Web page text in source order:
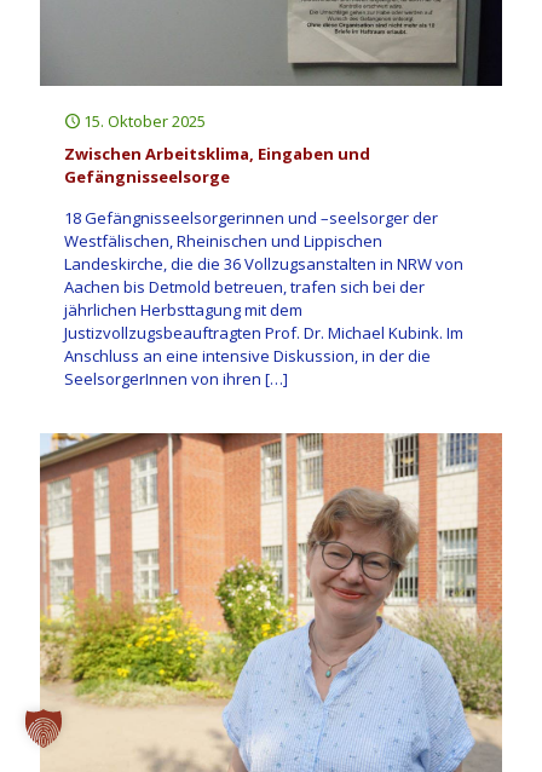
15. Oktober 2025
Zwischen Arbeitsklima, Eingaben und
Gefängnisseelsorge
18 Gefängnisseelsorgerinnen und –seelsorger der
Westfälischen, Rheinischen und Lippischen
Landeskirche, die die 36 Vollzugsanstalten in NRW von
Aachen bis Detmold betreuen, trafen sich bei der
jährlichen Herbsttagung mit dem
Justizvollzugsbeauftragten Prof. Dr. Michael Kubink. Im
Anschluss an eine intensive Diskussion, in der die
SeelsorgerInnen von ihren […]